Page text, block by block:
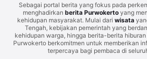
Sebagai portal berita yang fokus pada
menghadirkan berita Purwokertoyang
kehidupan masyarakat. Mulai dari wisata
Tengah, kebijakan pemerintah yang
kehidupan warga, hingga berita-berita
Purwokerto berkomitmen untuk memberikan
terpercaya bagi pembaca di